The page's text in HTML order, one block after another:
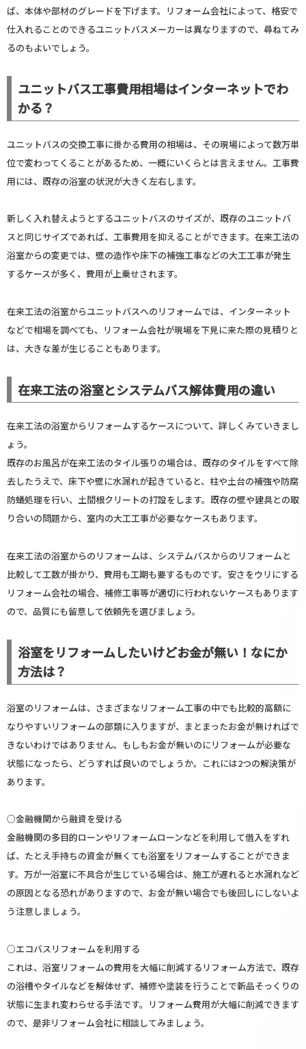
ば、本体や部材のグレードを下げます。リフォーム会社によって、格安で
仕入れることのできるユニットバスメーカーは異なりますので、尋ねてみ
るのもよいでしょう。
ユニットバス工事費用相場はインターネットでわ
かる？
ユニットバスの交換工事に掛かる費用の相場は、その現場によって数万単
位で変わってくることがあるため、一概にいくらとは言えません。工事費
用には、既存の浴室の状況が大きく左右します。
新しく入れ替えようとするユニットバスのサイズが、既存のユニットバ
スと同じサイズであれば、工事費用を抑えることができます。在来工法の
浴室からの変更では、壁の造作や床下の補強工事などの大工工事が発生
するケースが多く、費用が上乗せされます。
在来工法の浴室からユニットバスへのリフォームでは、インターネット
などで相場を調べても、リフォーム会社が現場を下見に来た際の見積りと
は、大きな差が生じることもあります。
在来工法の浴室とシステムバス解体費用の違い
在来工法の浴室からリフォームするケースについて、詳しくみていきまし
ょう。
既存のお風呂が在来工法のタイル張りの場合は、既存のタイルをすべて除
去したうえで、床下や壁に水漏れが起きていると、柱や土台の補強や防腐
防蟻処理を行い、土間根クリートの打設をします。既存の壁や建具との取
り合いの問題から、室内の大工工事が必要なケースもあります。
在来工法の浴室からのリフォームは、システムバスからのリフォームと
比較して工数が掛かり、費用も工期も要するものです。安さをウリにする
リフォーム会社の場合、補修工事等が適切に行われないケースもあります
ので、品質にも留意して依頼先を選びましょう。
浴室をリフォームしたいけどお金が無い！なにか
方法は？
浴室のリフォームは、さまざまなリフォーム工事の中でも比較的高額に
なりやすいリフォームの部類に入りますが、まとまったお金が無ければで
きないわけではありません。もしもお金が無いのにリフォームが必要な
状態になったら、どうすれば良いのでしょうか。これには2つの解決策が
あります。
○金融機関から融資を受ける
金融機関の多目的ローンやリフォームローンなどを利用して借入をすれ
ば、たとえ手持ちの資金が無くても浴室をリフォームすることができま
す。万が一浴室に不具合が生じている場合は、施工が遅れると水漏れなど
の原因となる恐れがありますので、お金が無い場合でも後回しにしないよ
う注意しましょう。
○エコバスリフォームを利用する
これは、浴室リフォームの費用を大幅に削減するリフォーム方法で、既存
の浴槽やタイルなどを解体せず、補修や塗装を行うことで新品そっくりの
状態に生まれ変わらせる手法です。リフォーム費用が大幅に削減できます
ので、是非リフォーム会社に相談してみましょう。